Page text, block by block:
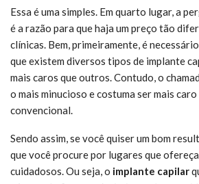
Essa é uma simples. Em quarto lugar, a
é a razão para que haja um preço tão
clínicas. Bem, primeiramente, é
que existem diversos tipos de implante
mais caros que outros. Contudo, o
o mais minucioso e costuma ser mais caro
convencional.
Sendo assim, se você quiser um bom
que você procure por lugares que
cuidadosos. Ou seja, o implante capilar